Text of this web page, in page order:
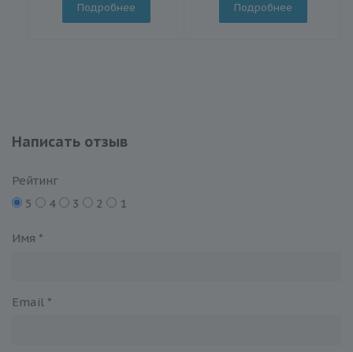
Подробнее Подробнее
Написать отзыв
Рейтинг
5
4 3 2 1
Имя *
Email *